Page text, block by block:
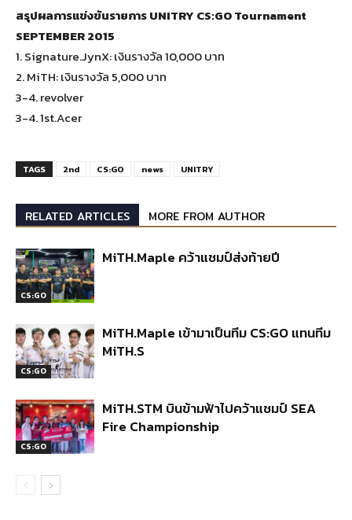
สรุปผลการแข่งขันรายการ UNITRY CS:GO Tournament
SEPTEMBER 2015
1. Signature.JynX: เงินรางวัล 10,000 บาท
2. MiTH: เงินรางวัล 5,000 บาท
3-4. revolver
3-4. 1st.Acer
TAGS 2nd CS:GO news UNITRY
RELATED ARTICLES MORE FROM AUTHOR
CS:GO
MiTH.Maple คว้าแชมป์ส่งท้ายปี
CS:GO
MiTH.Maple เข้ามาเป็นทีม CS:GO แทนทีม
MiTH.S
CS:GO
MiTH.STM บินข้ามฟ้าไปคว้าแชมป์ SEA
Fire Championship